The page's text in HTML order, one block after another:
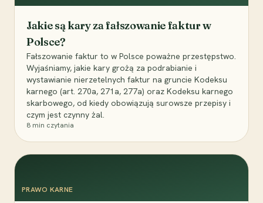
Jakie są kary za fałszowanie faktur w
Polsce?
Fałszowanie faktur to w Polsce poważne przestępstwo.
Wyjaśniamy, jakie kary grożą za podrabianie i
wystawianie nierzetelnych faktur na gruncie Kodeksu
karnego (art. 270a, 271a, 277a) oraz Kodeksu karnego
skarbowego, od kiedy obowiązują surowsze przepisy i
czym jest czynny żal.
8 min czytania
PRAWO KARNE